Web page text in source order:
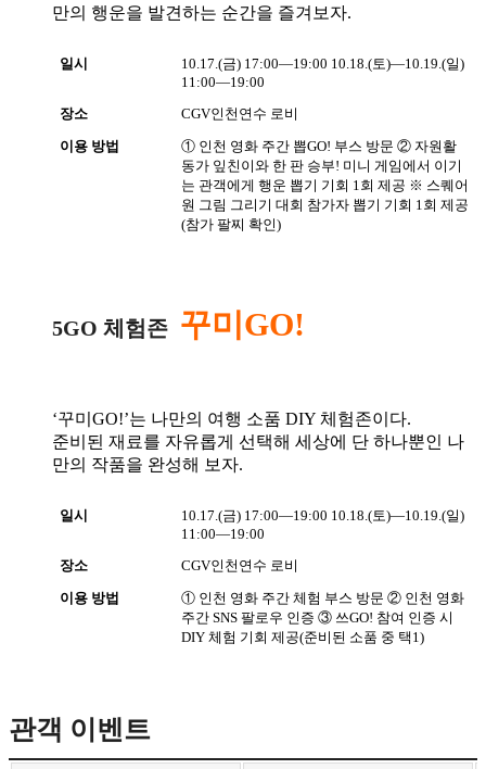
만의 행운을 발견하는 순간을 즐겨보자.
일시 10.17.(금) 17:00―19:00 10.18.(토)―10.19.(일)
11:00―19:00
장소
CGV인천연수 로비
이용 방법
① 인천 영화 주간 뽑GO! 부스 방문 ② 자원활
동가 잎친이와 한 판 승부! 미니 게임에서 이기
는 관객에게 행운 뽑기 기회 1회 제공 ※ 스퀘어
원 그림 그리기 대회 참가자 뽑기 기회 1회 제공
(참가 팔찌 확인)
5GO 체험존 꾸미GO!
‘꾸미GO!’는 나만의 여행 소품 DIY 체험존이다.
준비된 재료를 자유롭게 선택해 세상에 단 하나뿐인 나
만의 작품을 완성해 보자.
일시 10.17.(금) 17:00―19:00 10.18.(토)―10.19.(일)
11:00―19:00
장소
CGV인천연수 로비
이용 방법
① 인천 영화 주간 체험 부스 방문 ② 인천 영화
주간 SNS 팔로우 인증 ③ 쓰GO! 참여 인증 시
DIY 체험 기회 제공(준비된 소품 중 택1)
관객 이벤트